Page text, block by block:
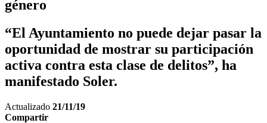
género
“El Ayuntamiento no puede dejar pasar la
oportunidad de mostrar su participación
activa contra esta clase de delitos”, ha
manifestado Soler.
Actualizado 21/11/19
Compartir